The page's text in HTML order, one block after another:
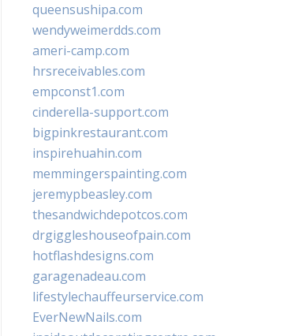
queensushipa.com
wendyweimerdds.com
ameri-camp.com
hrsreceivables.com
empconst1.com
cinderella-support.com
bigpinkrestaurant.com
inspirehuahin.com
memmingerspainting.com
jeremypbeasley.com
thesandwichdepotcos.com
drgiggleshouseofpain.com
hotflashdesigns.com
garagenadeau.com
lifestylechauffeurservice.com
EverNewNails.com